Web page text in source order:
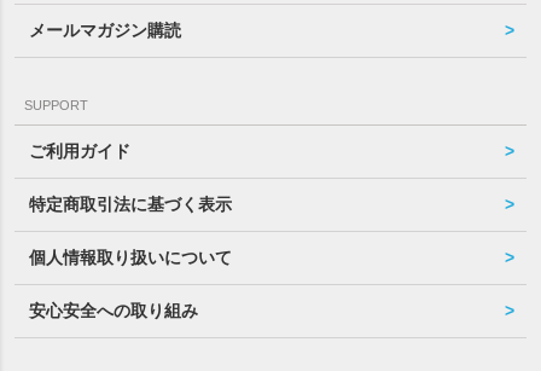
メールマガジン購読
SUPPORT
ご利用ガイド
特定商取引法に基づく表示
個人情報取り扱いについて
安心安全への取り組み